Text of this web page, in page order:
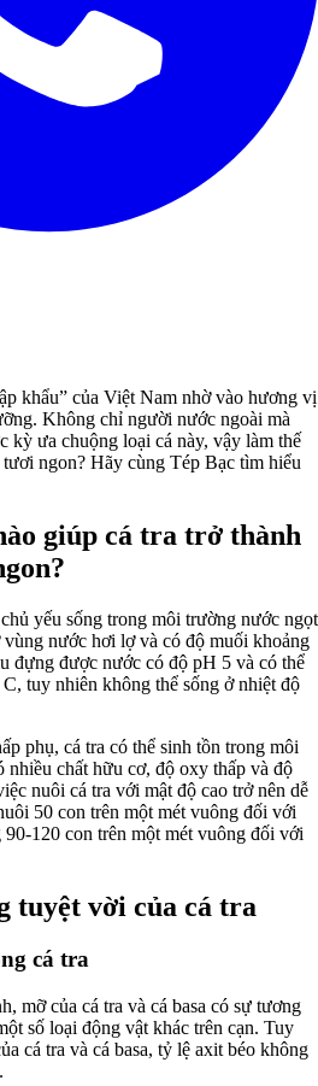
khẩu” của Việt Nam nhờ vào hương vị
Không chỉ người nước ngoài mà
kỳ ưa chuộng loại cá này, vậy làm thế
ngon? Hãy cùng Tép Bạc tìm hiểu
giúp cá tra trở thành
yếu sống trong môi trường nước ngọt
nước hơi lợ và có độ muối khoảng
đựng được nước có độ pH 5 và có thể
tuy nhiên không thể sống ở nhiệt độ
phụ, cá tra có thể sinh tồn trong môi
nhiều chất hữu cơ, độ oxy thấp và độ
nuôi cá tra với mật độ cao trở nên dễ
50 con trên một mét vuông đối với
90-120 con trên một mét vuông đối với
tuyệt vời của cá tra
cá tra
mỡ của cá tra và cá basa có sự tương
số loại động vật khác trên cạn. Tuy
cá tra và cá basa, tỷ lệ axit béo không